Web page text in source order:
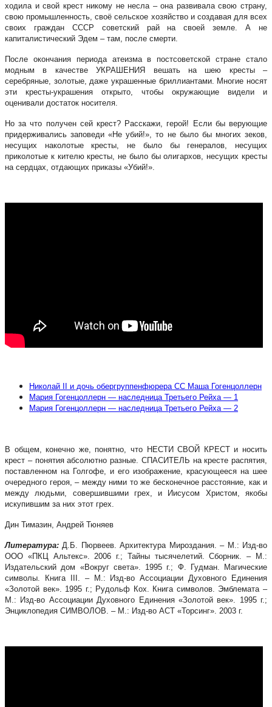
ходила и свой крест никому не несла – она развивала свою страну,
свою промышленность, своё сельское хозяйство и создавая для всех
своих граждан СССР советский рай на своей земле. А не
капиталистический Эдем – там, после смерти.
После окончания периода атеизма в постсоветской стране стало
модным в качестве УКРАШЕНИЯ вешать на шею кресты –
серебряные, золотые, даже украшенные бриллиантами. Многие носят
эти кресты-украшения открыто, чтобы окружающие видели и
оценивали достаток носителя.
Но за что получен сей крест? Расскажи, герой! Если бы верующие
придерживались заповеди «Не убий!», то не было бы многих зеков,
несущих наколотые кресты, не было бы генералов, несущих
приколотые к кителю кресты, не было бы олигархов, несущих кресты
на сердцах, отдающих приказы «Убий!».
Николай II и дочь обергруппенфюрера СС Маша Гогенцоллерн
Мария Гогенцоллерн — наследница Третьего Рейха — 1
Мария Гогенцоллерн — наследница Третьего Рейха — 2
В общем, конечно же, понятно, что НЕСТИ СВОЙ КРЕСТ и носить
крест – понятия абсолютно разные. СПАСИТЕЛЬ на кресте распятия,
поставленном на Голгофе, и его изображение, красующееся на шее
очередного героя, – между ними то же бесконечное расстояние, как и
между людьми, совершившими грех, и Иисусом Христом, якобы
искупившим за них этот грех.
Дин Тимазин, Андрей Тюняев
Литература: Д.Б. Пюрвеев. Архитектура Мироздания. – М.: Изд-во
ООО «ПКЦ Альтекс». 2006 г.; Тайны тысячелетий. Сборник. – М.:
Издательский дом «Вокруг света». 1995 г.; Ф. Гудман. Магические
символы. Книга III. – М.: Изд-во Ассоциации Духовного Единения
«Золотой век». 1995 г.; Рудольф Кох. Книга символов. Эмблемата –
М.: Изд-во Ассоциации Духовного Единения «Золотой век». 1995 г.;
Энциклопедия СИМВОЛОВ. – М.: Изд-во АСТ «Торсинг». 2003 г.